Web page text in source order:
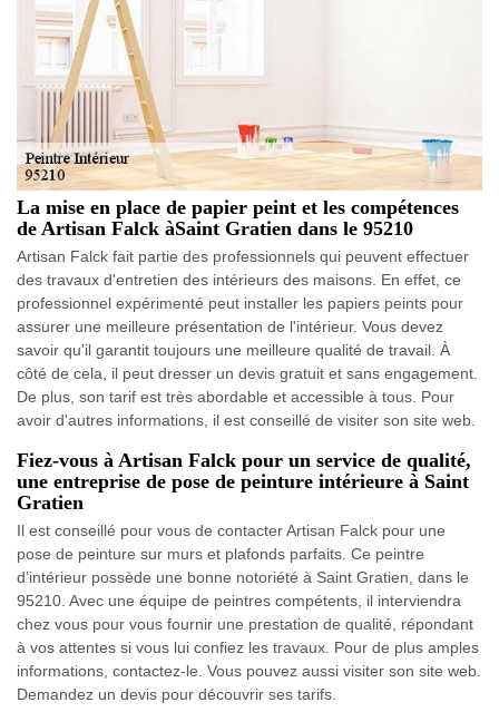
La mise en place de papier peint et les compétences
de Artisan Falck àSaint Gratien dans le 95210
Artisan Falck fait partie des professionnels qui peuvent effectuer
des travaux d'entretien des intérieurs des maisons. En effet, ce
professionnel expérimenté peut installer les papiers peints pour
assurer une meilleure présentation de l'intérieur. Vous devez
savoir qu'il garantit toujours une meilleure qualité de travail. À
côté de cela, il peut dresser un devis gratuit et sans engagement.
De plus, son tarif est très abordable et accessible à tous. Pour
avoir d'autres informations, il est conseillé de visiter son site web.
Fiez-vous à Artisan Falck pour un service de qualité,
une entreprise de pose de peinture intérieure à Saint
Gratien
Il est conseillé pour vous de contacter Artisan Falck pour une
pose de peinture sur murs et plafonds parfaits. Ce peintre
d’intérieur possède une bonne notoriété à Saint Gratien, dans le
95210. Avec une équipe de peintres compétents, il interviendra
chez vous pour vous fournir une prestation de qualité, répondant
à vos attentes si vous lui confiez les travaux. Pour de plus amples
informations, contactez-le. Vous pouvez aussi visiter son site web.
Demandez un devis pour découvrir ses tarifs.